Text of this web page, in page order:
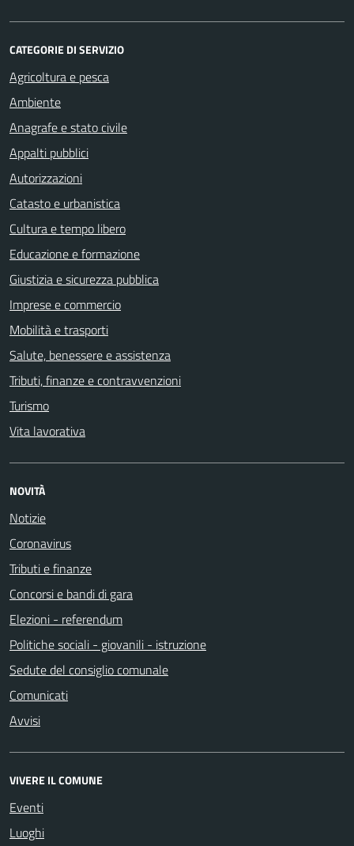
CATEGORIE DI SERVIZIO
Agricoltura e pesca
Ambiente
Anagrafe e stato civile
Appalti pubblici
Autorizzazioni
Catasto e urbanistica
Cultura e tempo libero
Educazione e formazione
Giustizia e sicurezza pubblica
Imprese e commercio
Mobilità e trasporti
Salute, benessere e assistenza
Tributi, finanze e contravvenzioni
Turismo
Vita lavorativa
NOVITÀ
Notizie
Coronavirus
Tributi e finanze
Concorsi e bandi di gara
Elezioni - referendum
Politiche sociali - giovanili - istruzione
Sedute del consiglio comunale
Comunicati
Avvisi
VIVERE IL COMUNE
Eventi
Luoghi